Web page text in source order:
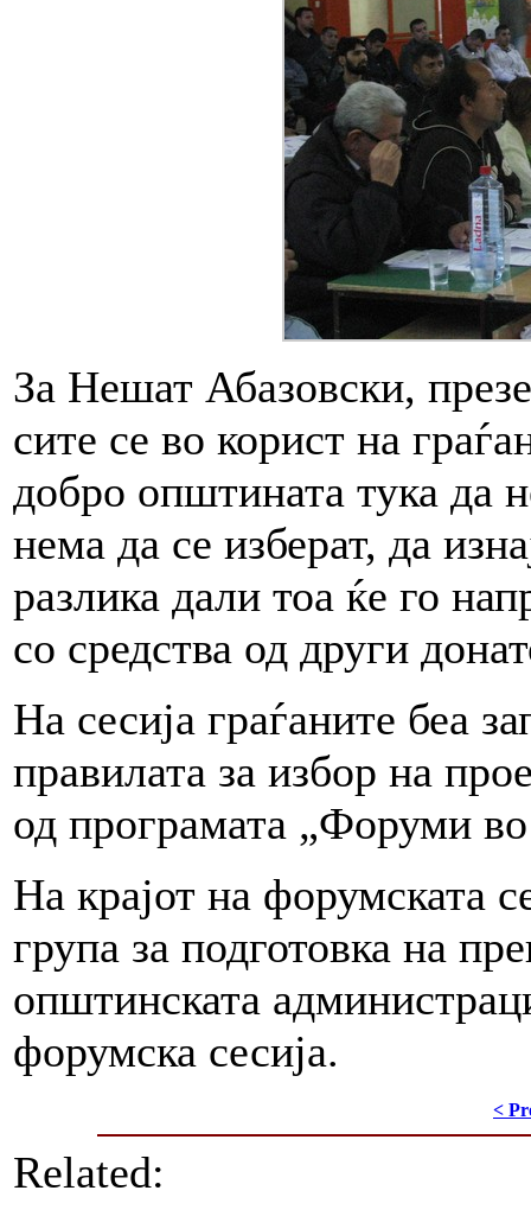
За Нешат Абазовски,
сите се во корист на
добро општината тука да
нема да се изберат, да
разлика дали тоа ќе го
со средства од други
На сесија граѓаните беа
правилата за избор на
од програмата „Форуми
На крајот на форумската
група за подготовка на
општинската
форумска сесија.
<
Related: